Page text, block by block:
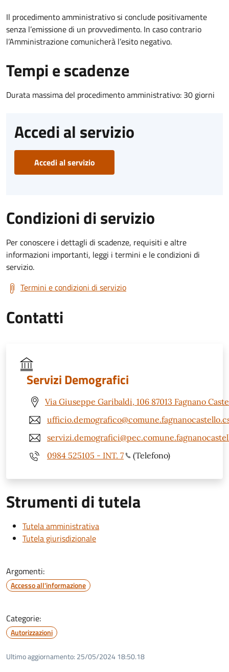
Il procedimento amministrativo si conclude positivamente
senza l’emissione di un provvedimento. In caso contrario
l’Amministrazione comunicherà l’esito negativo.
Tempi e scadenze
Durata massima del procedimento amministrativo: 30 giorni
Accedi al servizio
Accedi al servizio
Condizioni di servizio
Per conoscere i dettagli di scadenze, requisiti e altre
informazioni importanti, leggi i termini e le condizioni di
servizio.
Termini e condizioni di servizio
Contatti
Servizi Demografici
Via Giuseppe Garibaldi, 106 87013 Fagnano
0984 525105 - INT. 7
(Telefono)
Strumenti di tutela
Tutela amministrativa
Tutela giurisdizionale
Argomenti:
Accesso all'informazione
Categorie:
Autorizzazioni
Ultimo aggiornamento: 25/05/2024 18:50.18